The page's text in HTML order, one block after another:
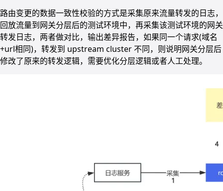
路由变更的数据一致性校验的方式是采集原来流量转发的日志，
回放流量到网关分层后的测试环境中，再采集该测试环境的网关
转发日志，两者做对比，输出差异报告，如果同一个请求(域名
+url相同)，转发到 upstream cluster 不同，则说明网关分层后
修改了原来的转发逻辑，需要优化分层逻辑或者人工处理。